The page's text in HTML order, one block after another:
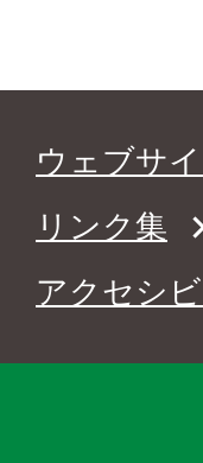
ウェブサ
リンク集
アクセシ